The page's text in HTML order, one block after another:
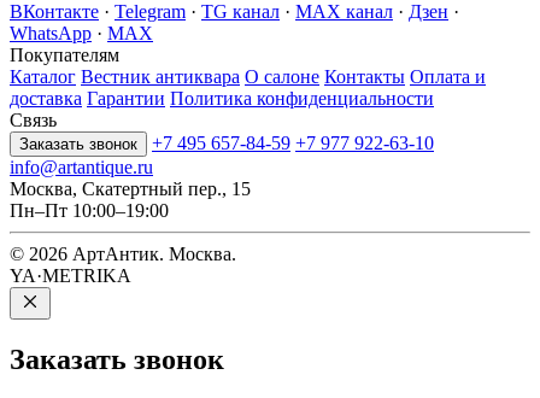
ВКонтакте · Telegram · TG канал · MAX канал · Дзен ·
WhatsApp · MAX
Покупателям
Каталог Вестник антиквара О салоне Контакты Оплата и
доставка Гарантии Политика конфиденциальности
Связь
Заказать звонок +7 495 657-84-59 +7 977 922-63-10
info@artantique.ru
Москва, Скатертный пер., 15
Пн–Пт 10:00–19:00
© 2026 АртАнтик. Москва.
YA·METRIKA
Заказать звонок